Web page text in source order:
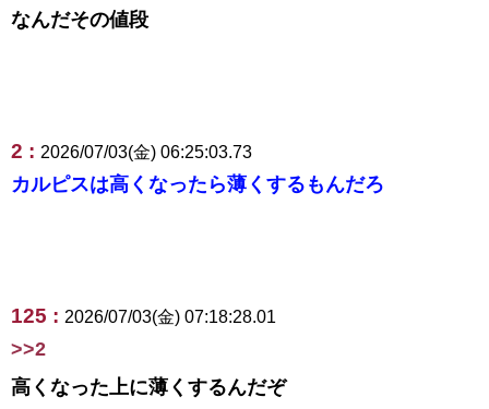
なんだその値段
2 : 2026/07/03(金) 06:25:03.73
カルピスは高くなったら薄くするもんだろ
125 : 2026/07/03(金) 07:18:28.01
>>2
高くなった上に薄くするんだぞ